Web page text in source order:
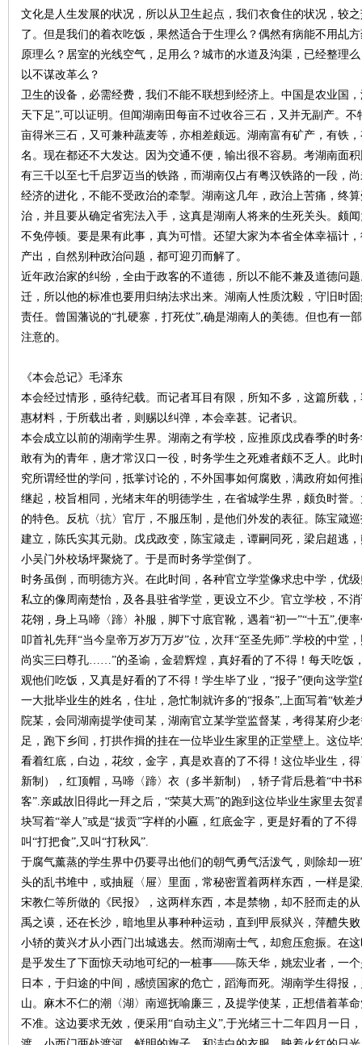
文化是人生发展的状况，所以从卫生起点，我们衣食住的状况，较
了。但是我们的着衣吃饭，果然适合于生理么？偶然有病能不用乩
原理么？居室的光线空气，足用么？城市的水道及沟渠，已经整理
以不谋改革么？
卫生的设备，必需经费，我们不能不联想到经济上。中国是农业国
天下足”,可以证明。但闻湖南田每亩不过收谷三石，又并无副产。
亩得米三石，又可兼种蔬麦等，亦相差颇远。湖南富有矿产，有铁
名。现在都还不大发达。因为交通不便，输出很不容易。考湖南面
有三千以至七千启罗迈当的铁路，而湖南仅占有粤汉铁路的一段，
经济的进化，不能不受政治的牵掣。湖南这几年，政治上苦痛，终
治，并且要从确定省宪法入手，这真是湖南人将来的生死关头。颇
不免停顿。要是果有此事，真为可惜。还望大家为本省全体幸福计
产出，自然别种政治问题，都可迎刃而解了。
近年政治家的纠纷，全由于政客的不道德，所以不能不兼及道德问
迁，所以他的标准也要用归纳法求出来。湖南人性质沈毅，守旧时
责任。曾国藩说的“扎硬寨，打死仗”,确是湖南人的美德。但也有一
注意的。
《本会总记》毛泽东
本会经过情形，亟待纪载。而记者耳目有限，所知不多，这篇所载
惠材料，于所载出者，则赐以纠弹，本会幸甚。记者识。
本会成立以前的湖南学生界。湖南之有学校，应推原戊戌春季的时
敢有为的青年，唐才常汉口一役，时务学生之死难者颇不乏人。此
究所谓经世的学问，抵掌讨论的，不外国事如何腐败，满政府如何
继起，校旨相同，光绪末年的明德学生，在省城学生界，颇负时誉
的特色。反杭〈抗〉官厅，不服压制，是他们外发的表征。陈宝箴
建立，陈氏实其元勋。戊戌政变，陈宝箴走，谭嗣同死，梁启超逃
小吴门外校场坪聚烧了。于是而时务学堂倒了。
时务虽倒，而明德方兴。在此时间，各种官立学堂像求忠中学，优
私立的像周南楚怡，及各县驻省学堂，更设立不少。官立学校，不
花翎，身上马啼〈蹄〉补服，脚下寸底官靴，遇着“初一”“十五”,便
叩首礼先拜“当今皇帝万岁万万岁”位，次拜“至圣先师”.学校的中堂
尚实三曰尊孔……”的圣谕，金碧辉煌，真好看的了不得！每天吃饭
观他们吃饭，又真是好看的了不得！学生毕了业，“报子”便向这学
一大批毕业生的姓名，住址，急忙制就许多的“报条”,上面写着“钦
院某，会同湖南提学使司某，湖南官立某学堂监督某，考得某府少
足，跑下乡间，打拱作揖的挂在一位毕业生家里的正堂壁上。这位
看着红底，白边，花纹，金字，真是欢喜的了不得！这位毕业生，
新制），红顶帽，马啼〈蹄〉衣（多半新制），轿子背后悬着“中书
客”.亲戚故旧得此一拜之后，“荣莫大焉”的跑到这位毕业生家里去
块写着“举人”或是“拔贡”字样的小匾，红底金字，更是好看的了不
叫“打把食”,又叫“打秋风”.
于腐气薰蒸的学生界中仍要寻出他们的朝气勇气活泼气，则除却一
头的乱书堆中，或抽屣〈屉〉里面，常秘密置着两样东西，一样是
宋教仁等所做的《民报》，这两样东西，本是禁物，却不胫而走的
禹之谟，还在长沙，暗地里从事种种运动，直到甲辰狱兴，萍醴失
小轿的黄兴才从小西门出城逃去。然而湖南士气，却愈压愈振。在
是乎发生了下面惊天动地可纪的一桩事——陈天华，姚宏业者，一
日本，于归途的中间，感愤国家的危亡，蹈海而死。湖南学生得报
山。麻木不仁的潮〈湖〉南巡抚喻廉三，及提学使某，正想借着革
不准。这边要求无效，便采用“自动主义”,于光绪三十二年四月一日